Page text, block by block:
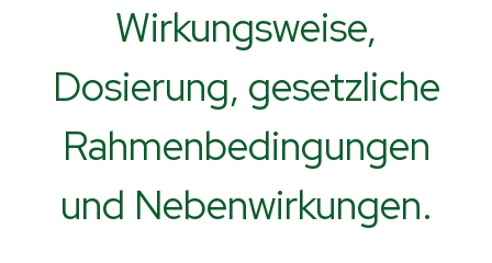
Wirkungsweise,
Dosierung, gesetzliche
Rahmenbedingungen
und Nebenwirkungen.